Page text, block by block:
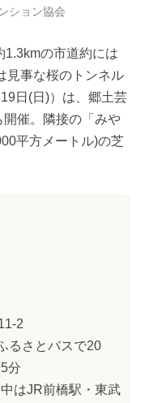
ション協会
1.3kmの市道約には
見事な桜のトンネル
日(日)）は、郷土芸
催。隣接の「みや
平方メートル)の芝
2
るさとバスで20
分
はJR前橋駅・東武